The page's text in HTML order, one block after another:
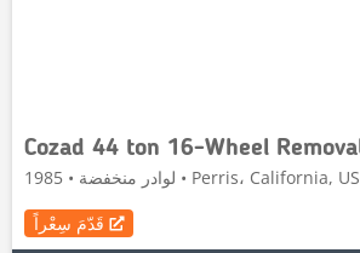
لوادر منخفضة • 1985 • Perris، California, US
قَدّمَ سِعْراً